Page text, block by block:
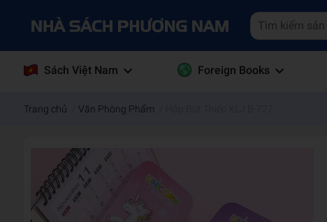
Sách Việt Nam Foreign Books
Trang chủ Văn Phòng Phẩm